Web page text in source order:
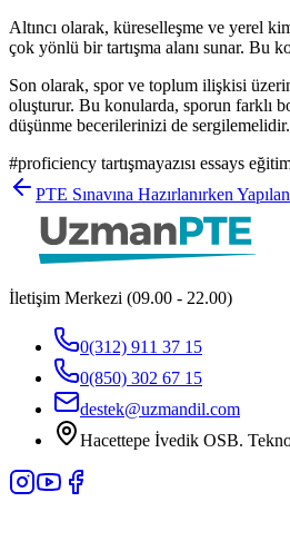
Altıncı olarak, küreselleşme ve yerel
çok yönlü bir tartışma alanı sunar. Bu
Son olarak, spor ve toplum ilişkisi
oluşturur. Bu konularda, sporun farklı
düşünme becerilerinizi de sergilemelidir.
#proficiency tartışmayazısı essays
PTE Sınavına Hazırlanırken
İletişim Merkezi (09.00 - 22.00)
0(312) 911 37 15
0(850) 302 67 15
destek@uzmandil.com
Hacettepe İvedik OSB.